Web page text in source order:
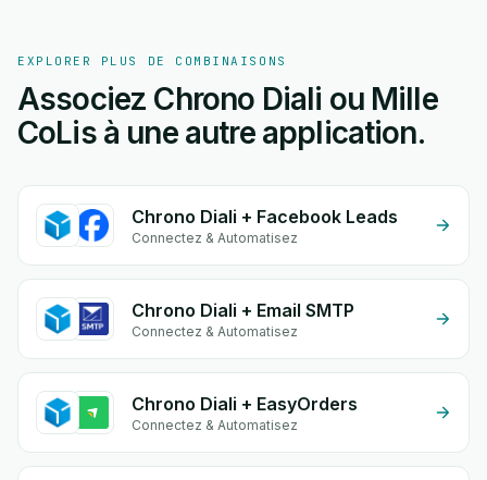
EXPLORER PLUS DE COMBINAISONS
Associez Chrono Diali ou Mille
CoLis à une autre application.
Chrono Diali + Facebook Leads
Connectez & Automatisez
Chrono Diali + Email SMTP
Connectez & Automatisez
Chrono Diali + EasyOrders
Connectez & Automatisez